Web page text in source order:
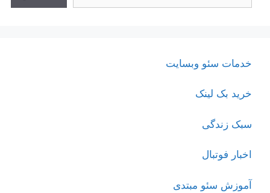
خدمات سئو وبسایت
خرید بک لینک
سبک زندگی
اخبار فوتبال
آموزش سئو مبتدی